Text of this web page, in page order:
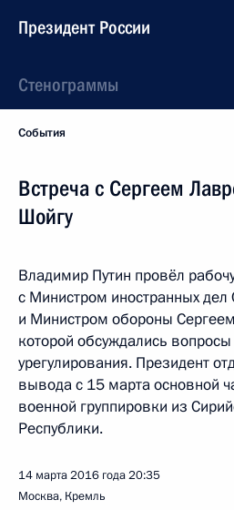
Президент России
Стенограммы
События
Встреча с Сергеем
Шойгу
Владимир Путин провёл
с Министром иностранных
и Министром обороны
которой обсуждались
урегулирования. Президент
вывода с 15 марта основной
военной группировки из
Республики.
14 марта 2016 года20:35
Москва, Кремль